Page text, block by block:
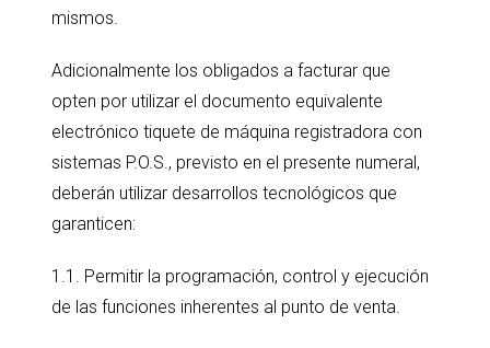
mismos.
Adicionalmente los obligados a facturar que
opten por utilizar el documento equivalente
electrónico tiquete de máquina registradora con
sistemas P.O.S., previsto en el presente numeral,
deberán utilizar desarrollos tecnológicos que
garanticen:
1.1. Permitir la programación, control y ejecución
de las funciones inherentes al punto de venta.